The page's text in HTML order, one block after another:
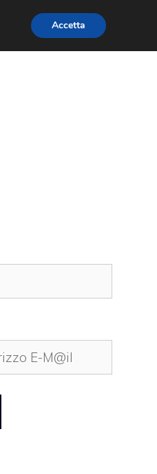
Accetta